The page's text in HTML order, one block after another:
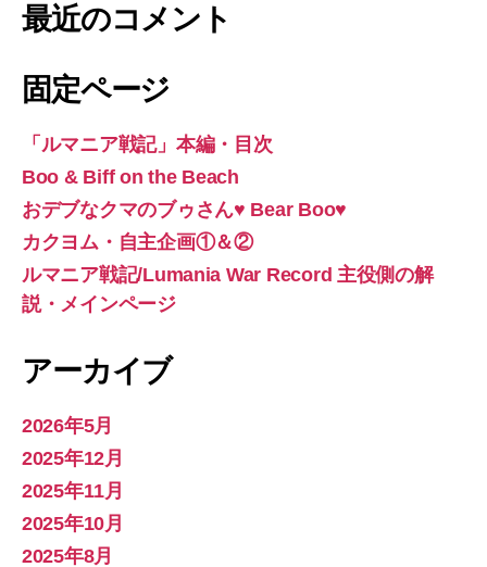
最近のコメント
固定ページ
「ルマニア戦記」本編・目次
Boo & Biff on the Beach
おデブなクマのブゥさん♥ Bear Boo♥
カクヨム・自主企画①＆②
ルマニア戦記/Lumania War Record 主役側の解
説・メインページ
アーカイブ
2026年5月
2025年12月
2025年11月
2025年10月
2025年8月